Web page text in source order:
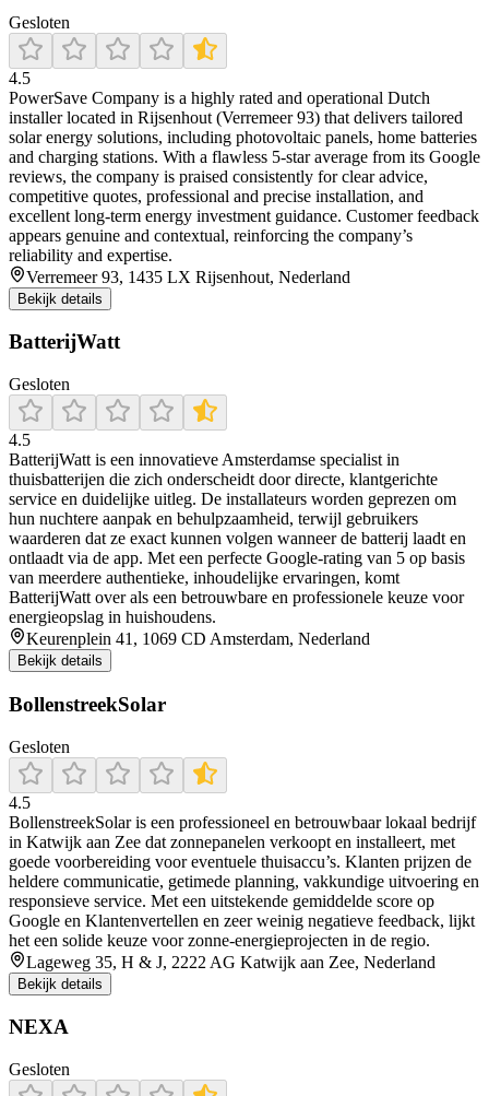
Gesloten
4.5
PowerSave Company is a highly rated and operational Dutch
installer located in Rijsenhout (Verremeer 93) that delivers tailored
solar energy solutions, including photovoltaic panels, home batteries
and charging stations. With a flawless 5‑star average from its Google
reviews, the company is praised consistently for clear advice,
competitive quotes, professional and precise installation, and
excellent long‑term energy investment guidance. Customer feedback
appears genuine and contextual, reinforcing the company’s
reliability and expertise.
Verremeer 93, 1435 LX Rijsenhout, Nederland
Bekijk details
BatterijWatt
Gesloten
4.5
BatterijWatt is een innovatieve Amsterdamse specialist in
thuisbatterijen die zich onderscheidt door directe, klantgerichte
service en duidelijke uitleg. De installateurs worden geprezen om
hun nuchtere aanpak en behulpzaamheid, terwijl gebruikers
waarderen dat ze exact kunnen volgen wanneer de batterij laadt en
ontlaadt via de app. Met een perfecte Google-rating van 5 op basis
van meerdere authentieke, inhoudelijke ervaringen, komt
BatterijWatt over als een betrouwbare en professionele keuze voor
energieopslag in huishoudens.
Keurenplein 41, 1069 CD Amsterdam, Nederland
Bekijk details
BollenstreekSolar
Gesloten
4.5
BollenstreekSolar is een professioneel en betrouwbaar lokaal bedrijf
in Katwijk aan Zee dat zonnepanelen verkoopt en installeert, met
goede voorbereiding voor eventuele thuisaccu’s. Klanten prijzen de
heldere communicatie, getimede planning, vakkundige uitvoering en
responsieve service. Met een uitstekende gemiddelde score op
Google en Klantenvertellen en zeer weinig negatieve feedback, lijkt
het een solide keuze voor zonne-energieprojecten in de regio.
Lageweg 35, H & J, 2222 AG Katwijk aan Zee, Nederland
Bekijk details
NEXA
Gesloten